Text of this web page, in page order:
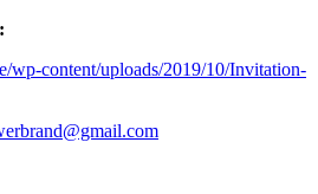
wp-content/uploads/2019/10/Invitation-